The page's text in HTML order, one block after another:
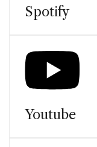
Spotify
Youtube